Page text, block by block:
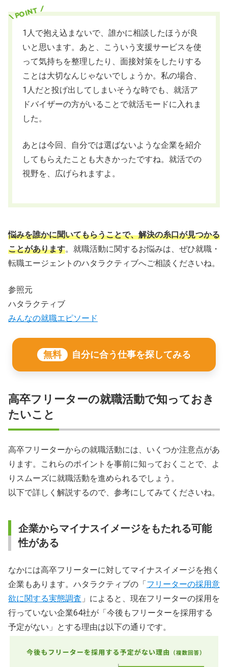
1人で抱え込まないで、誰かに相談したほうが良
いと思います。あと、こういう支援サービスを使
って気持ちを整理したり、面接対策をしたりする
ことは大切なんじゃないでしょうか。私の場合、
1人だと投げ出してしまいそうな時でも、就活ア
ドバイザーの方がいることで就活モードに入れま
した。
あとは今回、自分では選ばないような企業を紹介
してもらえたことも大きかったですね。就活での
視野を、広げられますよ。
悩みを誰かに聞いてもらうことで、解決の糸口が見つかる
ことがあります。就職活動に関するお悩みは、ぜひ就職・
転職エージェントのハタラクティブへご相談くださいね。
参照元
ハタラクティブ
みんなの就職エピソード
無料 自分に合う仕事を探してみる
高卒フリーターの就職活動で知っておき
たいこと
高卒フリーターからの就職活動には、いくつか注意点があ
ります。これらのポイントを事前に知っておくことで、よ
りスムーズに就職活動を進められるでしょう。
以下で詳しく解説するので、参考にしてみてくださいね。
企業からマイナスイメージをもたれる可能
性がある
なかには高卒フリーターに対してマイナスイメージを抱く
企業もあります。ハタラクティブの「 フリーターの採用意
欲に関する実態調査 」によると、現在フリーターの採用を
行っていない企業64社が「今後もフリーターを採用する
予定がない」とする理由は以下の通りです。